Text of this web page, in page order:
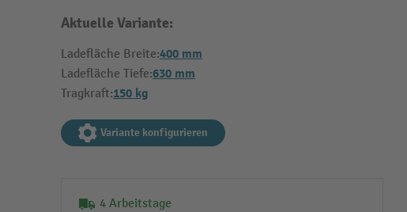
Aktuelle Variante:
Ladefläche Breite:400 mm
Ladefläche Tiefe:630 mm
Tragkraft:150 kg
Variante konfigurieren
4 Arbeitstage